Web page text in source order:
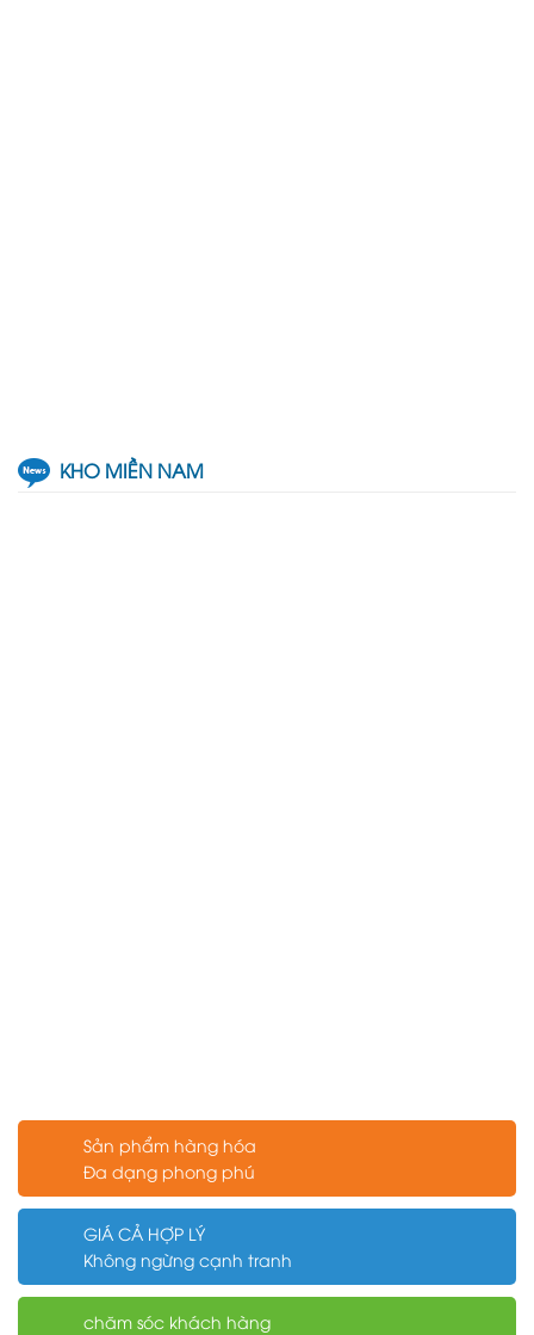
KHO MIỀN NAM
Sản phẩm hàng hóa
Đa dạng phong phú
GIÁ CẢ HỢP LÝ
Không ngừng cạnh tranh
chăm sóc khách hàng